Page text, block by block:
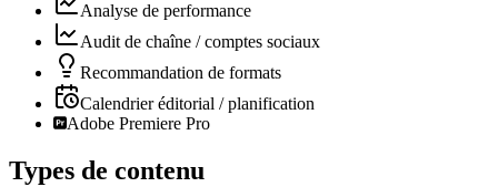
Analyse de performance
Audit de chaîne / comptes sociaux
Recommandation de formats
Calendrier éditorial / planification
Adobe Premiere Pro
Types de contenu